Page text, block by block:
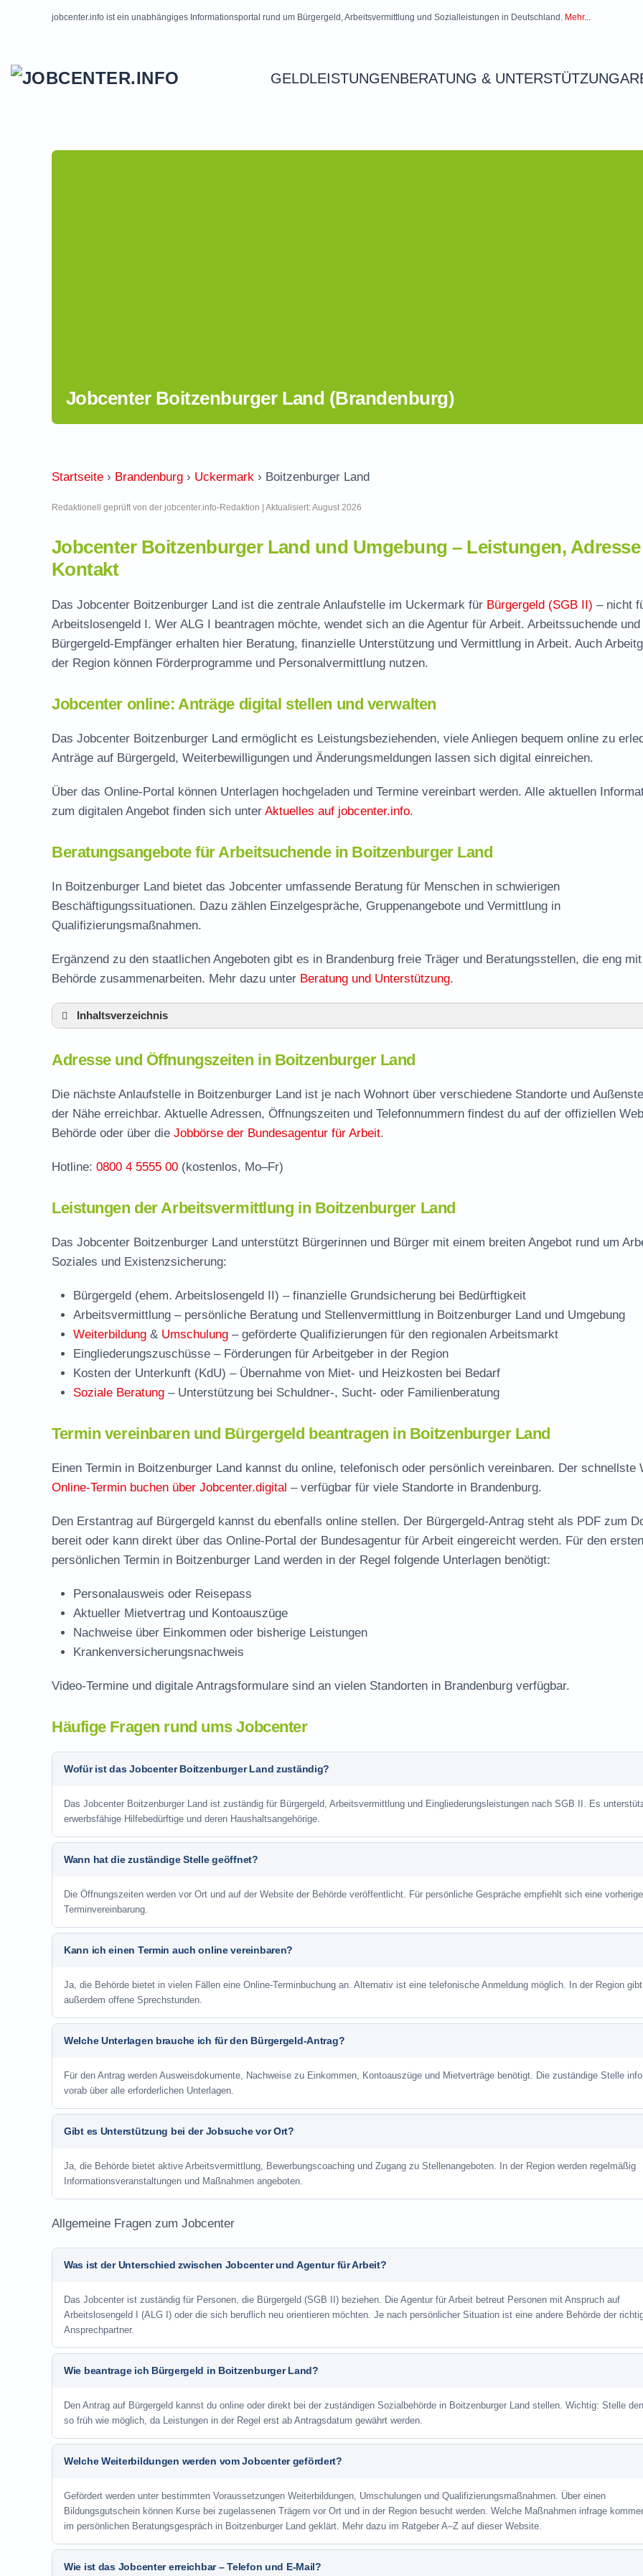
jobcenter.info ist ein unabhängiges Informationsportal rund um Bürgergeld, Arbeitsvermittlung und Sozialleistungen in Deutschland. Mehr...
GELDLEISTUNGENBERATUNG & UNTERSTÜTZUNG
Jobcenter Boitzenburger Land (Brandenburg)
Startseite › Brandenburg › Uckermark › Boitzenburger Land
Redaktionell geprüft von der jobcenter.info-Redaktion | Aktualisiert: August 2026
Jobcenter Boitzenburger Land und Umgebung – Leistungen,
Kontakt
Das Jobcenter Boitzenburger Land ist die zentrale Anlaufstelle im Uckermark für Bürgergeld (SGB II) – nicht
Arbeitslosengeld I. Wer ALG I beantragen möchte, wendet sich an die Agentur für Arbeit. Arbeitssuchende und
Bürgergeld-Empfänger erhalten hier Beratung, finanzielle Unterstützung und Vermittlung in Arbeit. Auch
der Region können Förderprogramme und Personalvermittlung nutzen.
Jobcenter online: Anträge digital stellen und verwalten
Das Jobcenter Boitzenburger Land ermöglicht es Leistungsbeziehenden, viele Anliegen bequem online zu
Anträge auf Bürgergeld, Weiterbewilligungen und Änderungsmeldungen lassen sich digital einreichen.
Über das Online-Portal können Unterlagen hochgeladen und Termine vereinbart werden. Alle aktuellen
zum digitalen Angebot finden sich unter Aktuelles auf jobcenter.info.
Beratungsangebote für Arbeitsuchende in Boitzenburger Land
In Boitzenburger Land bietet das Jobcenter umfassende Beratung für Menschen in schwierigen
Beschäftigungssituationen. Dazu zählen Einzelgespräche, Gruppenangebote und Vermittlung in
Qualifizierungsmaßnahmen.
Ergänzend zu den staatlichen Angeboten gibt es in Brandenburg freie Träger und Beratungsstellen, die eng
Behörde zusammenarbeiten. Mehr dazu unter Beratung und Unterstützung.
Inhaltsverzeichnis
Leistungen der Arbeitsvermittlung in Boitzenburger Land
Termin vereinbaren und Bürgergeld beantragen
Jobcenter Uckermark – zuständige Stelle
Stellenangebote und Jobbörse in Boitzenburger Land
Häufige Fragen rund ums Jobcenter
Adresse und Öffnungszeiten in Boitzenburger Land
Die nächste Anlaufstelle in Boitzenburger Land ist je nach Wohnort über verschiedene Standorte und
der Nähe erreichbar. Aktuelle Adressen, Öffnungszeiten und Telefonnummern findest du auf der offiziellen
Behörde oder über die Jobbörse der Bundesagentur für Arbeit.
Hotline: 0800 4 5555 00 (kostenlos, Mo–Fr)
Leistungen der Arbeitsvermittlung in Boitzenburger Land
Das Jobcenter Boitzenburger Land unterstützt Bürgerinnen und Bürger mit einem breiten Angebot rund um
Soziales und Existenzsicherung:
Bürgergeld (ehem. Arbeitslosengeld II) – finanzielle Grundsicherung bei Bedürftigkeit
Arbeitsvermittlung – persönliche Beratung und Stellenvermittlung in Boitzenburger Land und Umgebung
Weiterbildung & Umschulung – geförderte Qualifizierungen für den regionalen Arbeitsmarkt
Eingliederungszuschüsse – Förderungen für Arbeitgeber in der Region
Kosten der Unterkunft (KdU) – Übernahme von Miet- und Heizkosten bei Bedarf
Soziale Beratung – Unterstützung bei Schuldner-, Sucht- oder Familienberatung
Termin vereinbaren und Bürgergeld beantragen in Boitzenburger Land
Einen Termin in Boitzenburger Land kannst du online, telefonisch oder persönlich vereinbaren. Der schnellste
Online-Termin buchen über Jobcenter.digital – verfügbar für viele Standorte in Brandenburg.
Den Erstantrag auf Bürgergeld kannst du ebenfalls online stellen. Der Bürgergeld-Antrag steht als PDF zum
bereit oder kann direkt über das Online-Portal der Bundesagentur für Arbeit eingereicht werden. Für den ersten
persönlichen Termin in Boitzenburger Land werden in der Regel folgende Unterlagen benötigt:
Personalausweis oder Reisepass
Aktueller Mietvertrag und Kontoauszüge
Nachweise über Einkommen oder bisherige Leistungen
Krankenversicherungsnachweis
Video-Termine und digitale Antragsformulare sind an vielen Standorten in Brandenburg verfügbar.
Häufige Fragen rund ums Jobcenter
Wofür ist das Jobcenter Boitzenburger Land zuständig?
Das Jobcenter Boitzenburger Land ist zuständig für Bürgergeld, Arbeitsvermittlung und Eingliederungsleistungen nach SGB II. Es
erwerbsfähige Hilfebedürftige und deren Haushaltsangehörige.
Wann hat die zuständige Stelle geöffnet?
Die Öffnungszeiten werden vor Ort und auf der Website der Behörde veröffentlicht. Für persönliche Gespräche empfiehlt sich eine vorherige
Terminvereinbarung.
Kann ich einen Termin auch online vereinbaren?
Ja, die Behörde bietet in vielen Fällen eine Online-Terminbuchung an. Alternativ ist eine telefonische Anmeldung möglich. In der Region
außerdem offene Sprechstunden.
Welche Unterlagen brauche ich für den Bürgergeld-Antrag?
Für den Antrag werden Ausweisdokumente, Nachweise zu Einkommen, Kontoauszüge und Mietverträge benötigt. Die zuständige Stelle
vorab über alle erforderlichen Unterlagen.
Gibt es Unterstützung bei der Jobsuche vor Ort?
Ja, die Behörde bietet aktive Arbeitsvermittlung, Bewerbungscoaching und Zugang zu Stellenangeboten. In der Region werden regelmäßig
Informationsveranstaltungen und Maßnahmen angeboten.
Allgemeine Fragen zum Jobcenter
Was ist der Unterschied zwischen Jobcenter und Agentur für Arbeit?
Das Jobcenter ist zuständig für Personen, die Bürgergeld (SGB II) beziehen. Die Agentur für Arbeit betreut Personen mit Anspruch auf
Arbeitslosengeld I (ALG I) oder die sich beruflich neu orientieren möchten. Je nach persönlicher Situation ist eine andere Behörde der
Ansprechpartner.
Wie beantrage ich Bürgergeld in Boitzenburger Land?
Den Antrag auf Bürgergeld kannst du online oder direkt bei der zuständigen Sozialbehörde in Boitzenburger Land stellen. Wichtig: Stelle
so früh wie möglich, da Leistungen in der Regel erst ab Antragsdatum gewährt werden.
Welche Weiterbildungen werden vom Jobcenter gefördert?
Gefördert werden unter bestimmten Voraussetzungen Weiterbildungen, Umschulungen und Qualifizierungsmaßnahmen. Über einen
Bildungsgutschein können Kurse bei zugelassenen Trägern vor Ort und in der Region besucht werden. Welche Maßnahmen infrage
im persönlichen Beratungsgespräch in Boitzenburger Land geklärt. Mehr dazu im Ratgeber A–Z auf dieser Website.
Wie ist das Jobcenter erreichbar – Telefon und E-Mail?